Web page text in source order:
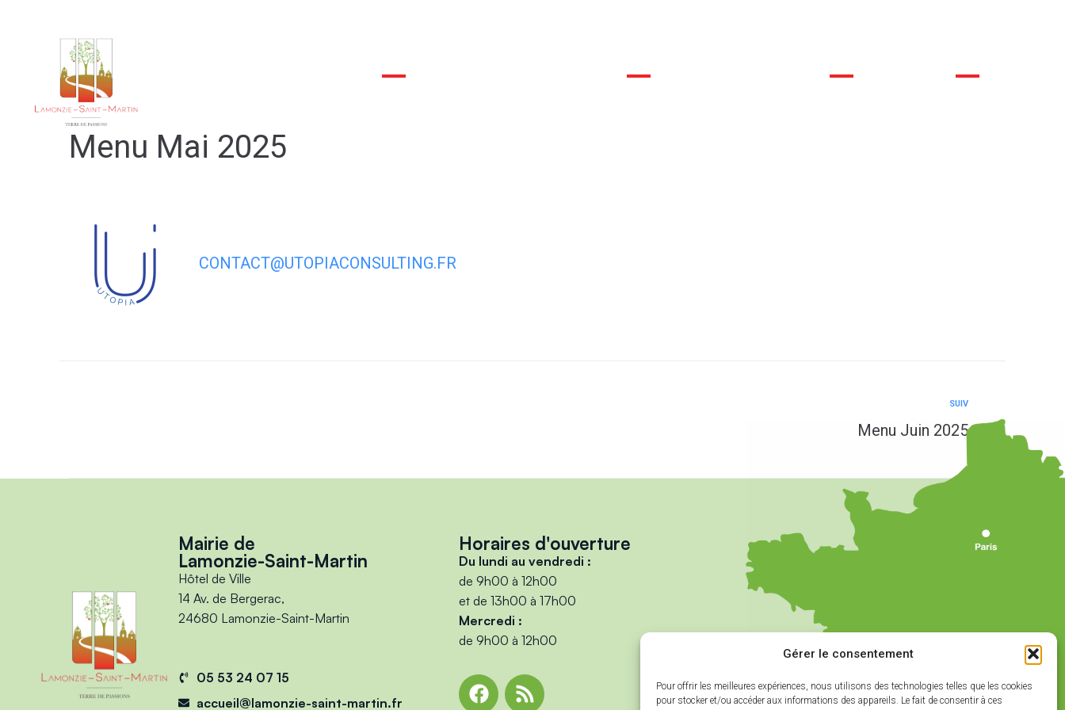
Gérer le consentement
Pour offrir les meilleures expériences, nous utilisons des technologies telles que les cookies
pour stocker et/ou accéder aux informations des appareils. Le fait de consentir à ces
Menu Mai 2025
CONTACT@UTOPIACONSULTING.FR
SUIV
Menu Juin 2025
Mairie de
Lamonzie-Saint-Martin
Hôtel de Ville
14 Av. de Bergerac,
24680 Lamonzie-Saint-Martin
05 53 24 07 15
accueil@lamonzie-saint-martin.fr
Horaires d'ouverture
Du lundi au vendredi :
de 9h00 à 12h00
et de 13h00 à 17h00
Mercredi :
de 9h00 à 12h00